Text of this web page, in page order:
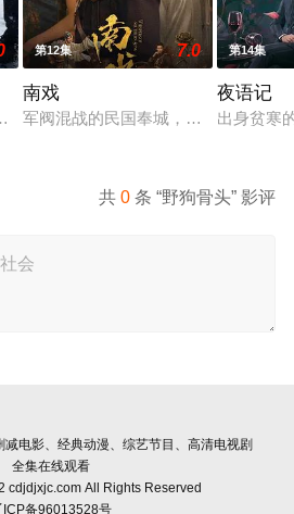
河市刑侦支队在无普及监控、无DNA
第12集 7.0
南戏
军阀混战的民国奉城，玉佛头离奇失
第14集
夜语记
出身贫寒
共0 条 “野狗骨头” 影评
减电影、经典动漫、综艺节目、高清电视剧
全集在线观看
cdjdjxjc.com All Rights Reserved
ICP备96013528号